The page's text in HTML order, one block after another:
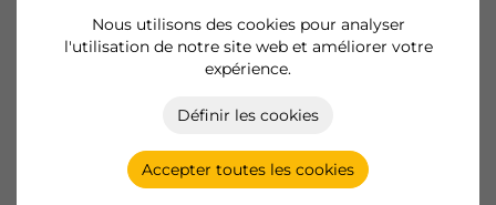
Nous utilisons des cookies pour analyser
l'utilisation de notre site web et améliorer votre
expérience.
Définir les cookies
Accepter toutes les cookies
Devenir client